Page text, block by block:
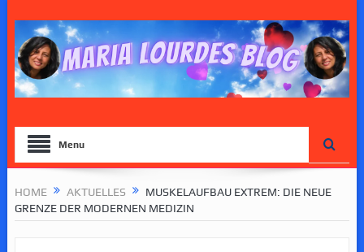
Menu
HOME AKTUELLES
MUSKELAUFBAU EXTREM: DIE NEUE
GRENZE DER MODERNEN MEDIZIN